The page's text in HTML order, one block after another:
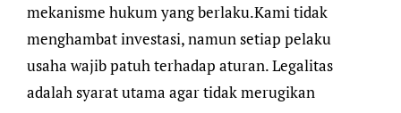
mekanisme hukum yang berlaku.Kami tidak
menghambat investasi, namun setiap pelaku
usaha wajib patuh terhadap aturan. Legalitas
adalah syarat utama agar tidak merugikan